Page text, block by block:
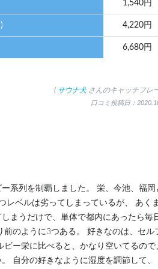
1,540円
4,220円
6,680円
( サウナ犬 さんのキャッチフレ
口コミ投稿日：
系列を制覇しました。 栄、今池、福岡
レベルは劣ってしまっているが、 あく
まうだけで、単体で都内にあったら毎
のように3つある。 好きなのは、セル
ー栄に比べると、かなり空いてるので
自分の好きなように湿度を調節して、